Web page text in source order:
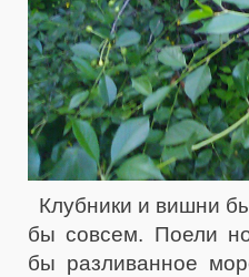
Клубники и вишни
бы совсем. Поели
бы разливанное